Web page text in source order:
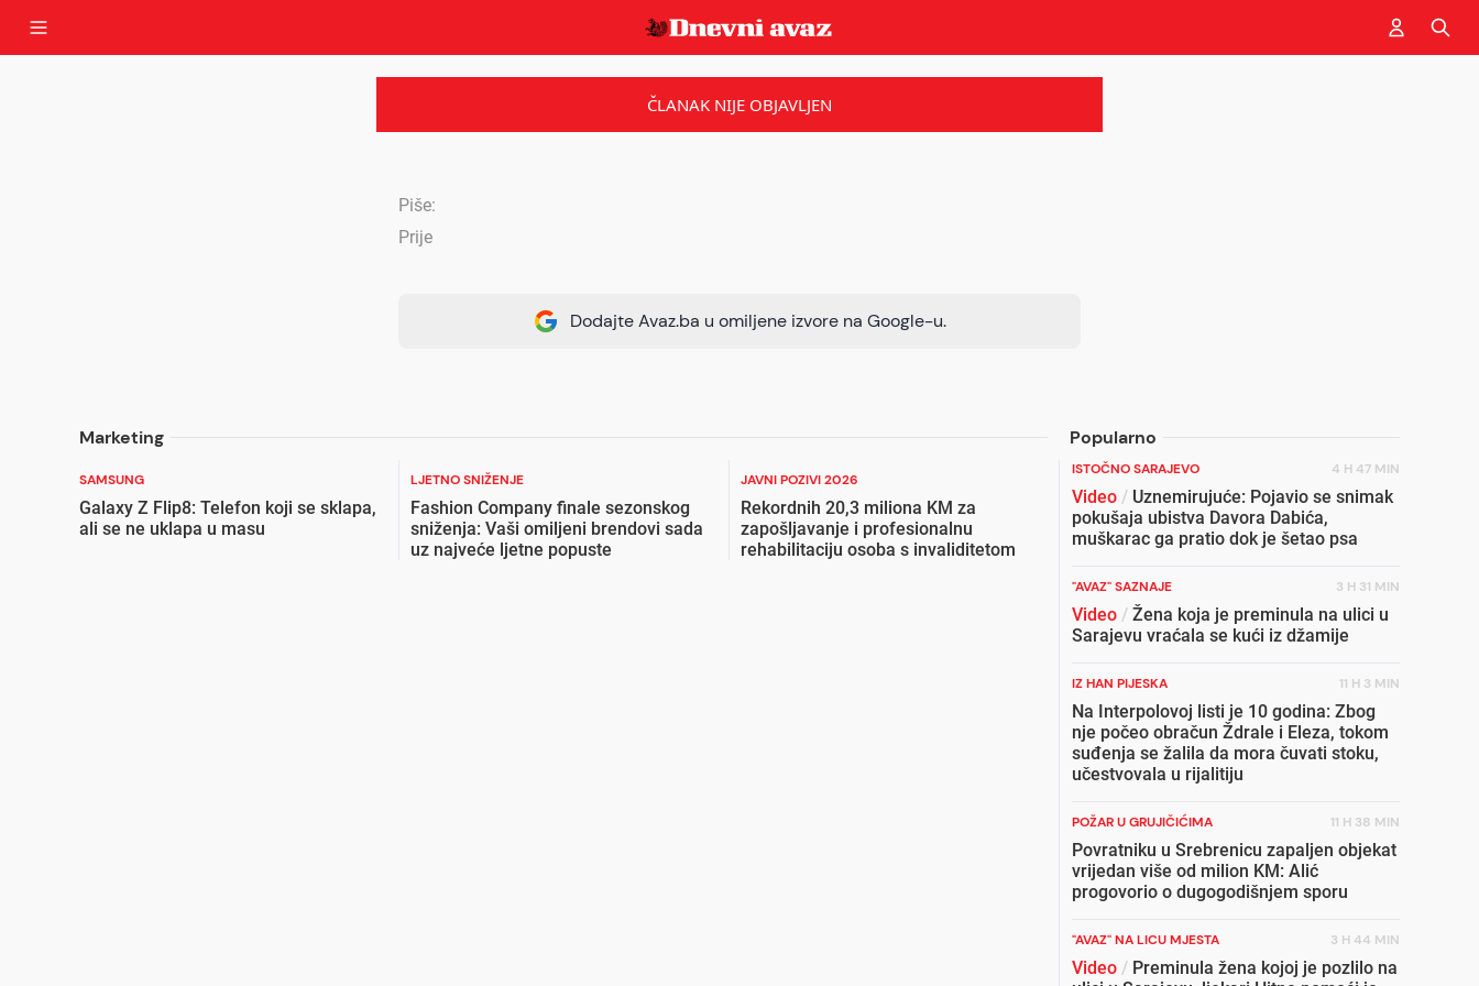
ČLANAK NIJE OBJAVLJEN
Piše:
Prije
Dodajte Avaz.ba u omiljene izvore na Google-u.
Marketing Popularno
SAMSUNG
Galaxy Z Flip8: Telefon koji se sklapa,
ali se ne uklapa u masu
LJETNO SNIŽENJE
Fashion Company finale sezonskog
sniženja: Vaši omiljeni brendovi sada
uz najveće ljetne popuste
JAVNI POZIVI 2026
Rekordnih 20,3 miliona KM za
zapošljavanje i profesionalnu
rehabilitaciju osoba s invaliditetom
ISTOČNO SARAJEVO 4 H 47 MIN
Video / Uznemirujuće: Pojavio se snimak
pokušaja ubistva Davora Dabića,
muškarac ga pratio dok je šetao psa
"AVAZ" SAZNAJE 3 H 31 MIN
Video / Žena koja je preminula na ulici u
Sarajevu vraćala se kući iz džamije
IZ HAN PIJESKA 11 H 3 MIN
Na Interpolovoj listi je 10 godina: Zbog
nje počeo obračun Ždrale i Eleza, tokom
suđenja se žalila da mora čuvati stoku,
učestvovala u rijalitiju
POŽAR U GRUJIČIĆIMA 11 H 38 MIN
Povratniku u Srebrenicu zapaljen objekat
vrijedan više od milion KM: Alić
progovorio o dugogodišnjem sporu
"AVAZ" NA LICU MJESTA 3 H 44 MIN
Video / Preminula žena kojoj je pozlilo na